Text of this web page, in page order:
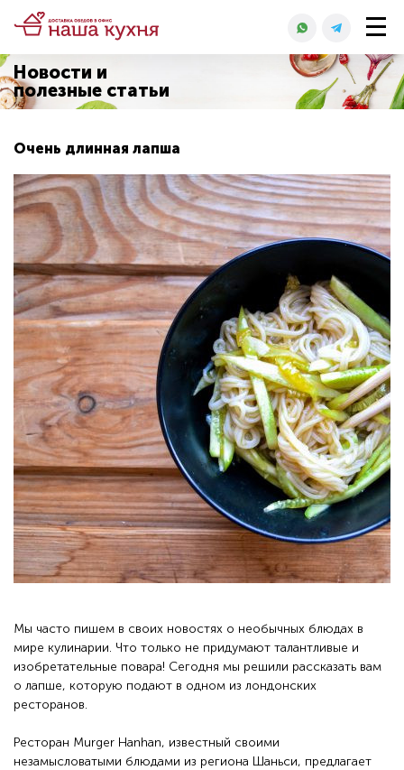
Новости и
полезные статьи
Очень длинная лапша
Мы часто пишем в своих новостях о необычных блюдах в
мире кулинарии. Что только не придумают талантливые и
изобретательные повара! Сегодня мы решили рассказать вам
о лапше, которую подают в одном из лондонских
ресторанов.
Ресторан Murger Hanhan, известный своими
незамысловатыми блюдами из региона Шаньси, предлагает